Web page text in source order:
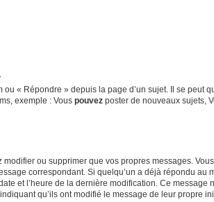
« Répondre » depuis la page d’un sujet. Il se peut
exemple : Vous pouvez poster de nouveaux sujets,
ou supprimer que vos propres messages.
correspondant. Si quelqu’un a déjà répondu au
et l’heure de la dernière modification. Ce
qu’ils ont modifié le message de leur propre